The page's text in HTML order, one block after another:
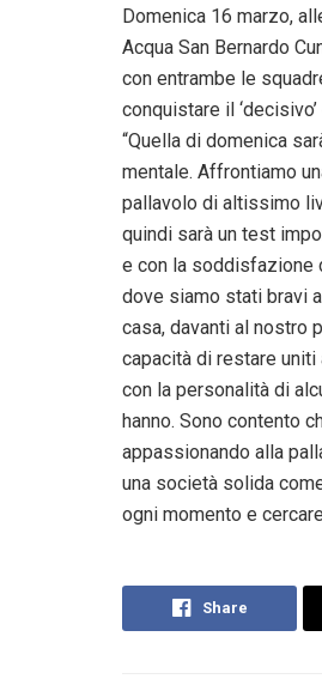
Domenica 16 marzo,
Acqua San Bernardo
con entrambe le
conquistare il
“Quella di domenica
mentale. Affrontiamo
pallavolo di altissimo
quindi sarà un test
e con la soddisfazione
dove siamo stati bravi
casa, davanti al nostro
capacità di restare
con la personalità di
hanno. Sono contento
appassionando alla
una società solida
ogni momento e
Share